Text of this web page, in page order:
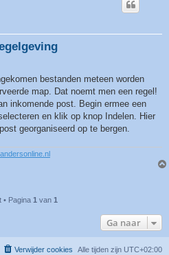
bestanden meteen worden
map. Dat noemt men een regel!
inkomende post. Begin ermee een
en klik op knop Indelen. Hier
georganiseerd op te bergen.
• Pagina 1 van 1
Ga naar
Alle tijden zijn UTC+02:00
Verwijder cookies